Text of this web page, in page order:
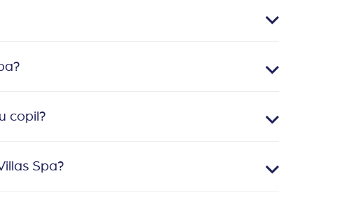
copil?
Spa?